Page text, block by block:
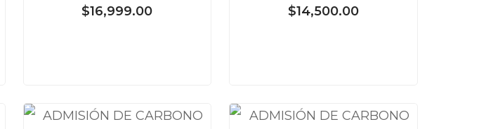
$16,999.00 $14,500.00